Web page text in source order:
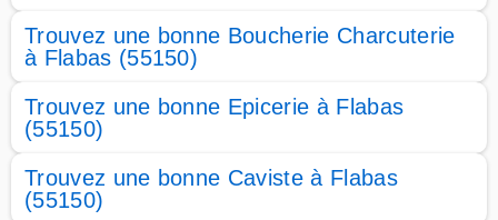
Trouvez une bonne Boucherie Charcuterie
à Flabas (55150)
Trouvez une bonne Epicerie à Flabas
(55150)
Trouvez une bonne Caviste à Flabas
(55150)